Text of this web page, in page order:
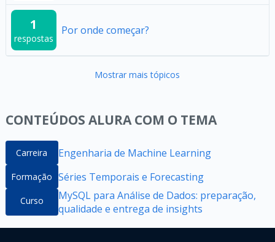
1
respostas
Por onde começar?
Mostrar mais tópicos
CONTEÚDOS ALURA COM O TEMA
Carreira Engenharia de Machine Learning
Formação Séries Temporais e Forecasting
Curso
MySQL para Análise de Dados: preparação,
qualidade e entrega de insights